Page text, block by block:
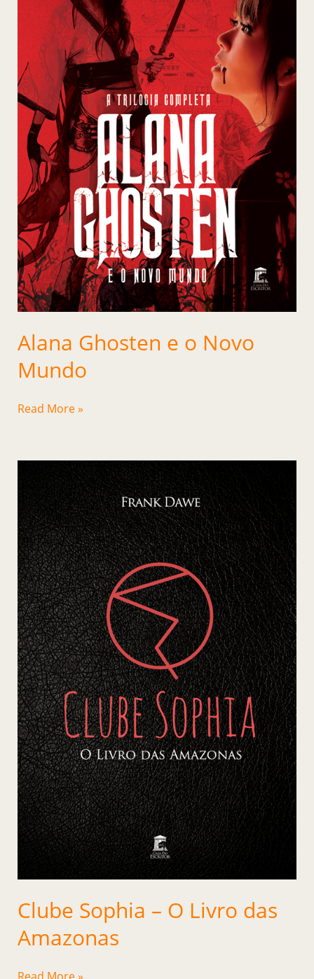
Alana Ghosten e o Novo
Mundo
Read More »
Clube Sophia – O Livro das
Amazonas
Sophia
O
Livro
das
Amazonas